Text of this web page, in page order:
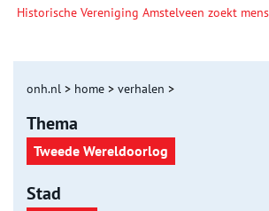
Historische Vereniging Amstelveen zoekt
onh.nl > home > verhalen >
Thema
Tweede Wereldoorlog
Stad